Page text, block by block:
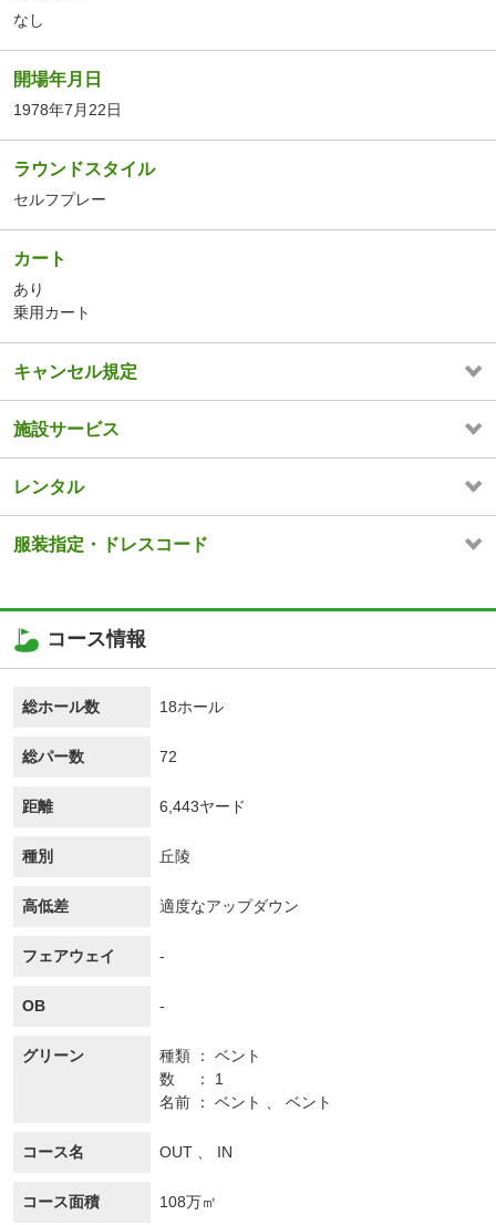
なし
開場年月日
1978年7月22日
ラウンドスタイル
セルフプレー
カート
あり
乗用カート
キャンセル規定
施設サービス
レンタル
服装指定・ドレスコード
コース情報
総ホール数 18ホール
総パー数 72
距離 6,443ヤード
種別 丘陵
高低差 適度なアップダウン
フェアウェイ -
OB -
グリーン 種類
ベント
数
1
名前
ベント 、 ベント
コース名 OUT 、 IN
コース面積 108万㎡